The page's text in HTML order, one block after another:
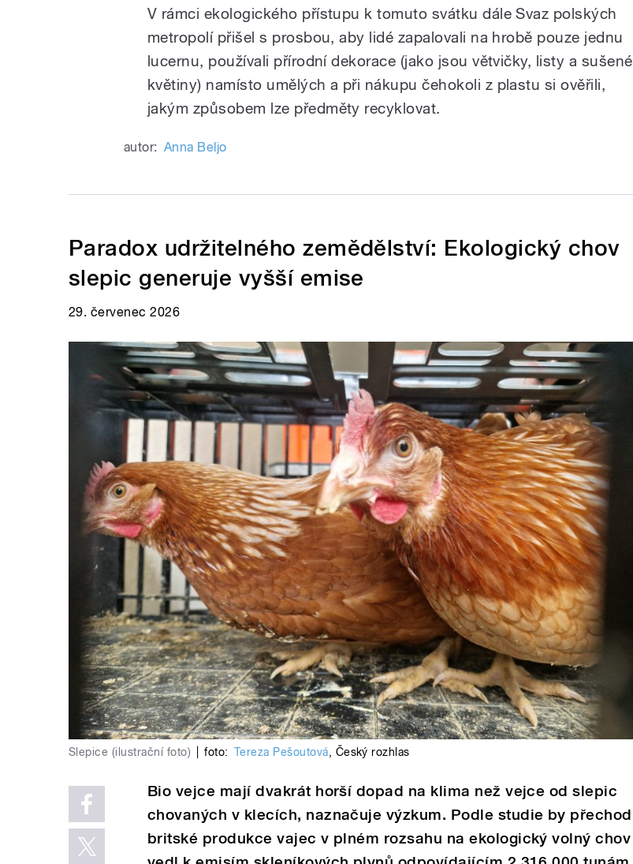
V rámci ekologického přístupu k tomuto svátku dále Svaz polských
metropolí přišel s prosbou, aby lidé zapalovali na hrobě pouze jednu
lucernu, používali přírodní dekorace (jako jsou větvičky, listy a sušené
květiny) namísto umělých a při nákupu čehokoli z plastu si ověřili,
jakým způsobem lze předměty recyklovat.
autor: Anna Beljo
Paradox udržitelného zemědělství: Ekologický chov
slepic generuje vyšší emise
29. červenec 2026
Slepice (ilustrační foto) foto: Tereza Pešoutová, Český rozhlas
Bio vejce mají dvakrát horší dopad na klima než vejce od slepic
chovaných v klecích, naznačuje výzkum. Podle studie by přechod
britské produkce vajec v plném rozsahu na ekologický volný chov